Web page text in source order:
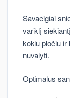
Savaeigiai
variklį
kokiu pločiu ir
nuvalyti.
Optimalus